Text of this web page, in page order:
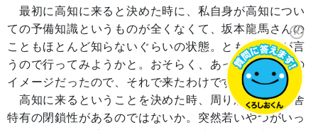
最初に高知に来ると決めた時に、私自身が高知につい
ての予備知識というものが全くなくて、坂本龍馬さんの
こともほとんど知らないぐらいの状態。ともかく妻が言
うので行ってみようかと。おそらく、あったかい南国の
イメージだったので、それで来たわけですが。
高知に来るということを決めた時、周りからは、田舎
特有の閉鎖性があるのではないか。突然若いやつがいっ